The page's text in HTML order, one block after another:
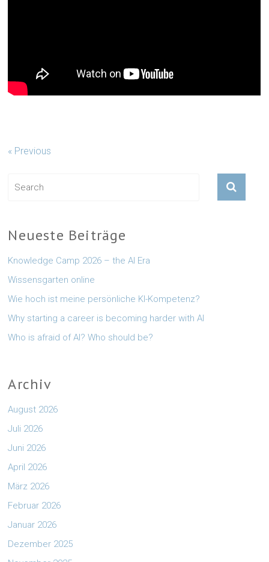
« Previous
Neueste Beiträge
Knowledge Camp 2026 – the AI Era
Wissensgarten online
Wie hoch ist meine persönliche KI-Kompetenz?
Why starting a career is becoming harder with AI
Who is afraid of AI? Who should be?
Archiv
August 2026
Juli 2026
Juni 2026
April 2026
März 2026
Februar 2026
Januar 2026
Dezember 2025